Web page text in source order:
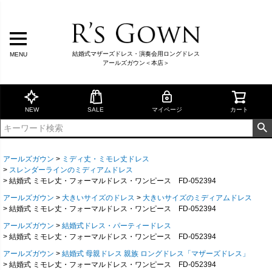
MENU
結婚式マザーズドレス・演奏会用ロングドレス
アールズガウン＜本店＞
NEW SALE マイページ カート
アールズガウン
ミディ丈・ミモレ丈ドレス
スレンダーラインのミディアムドレス
結婚式 ミモレ丈・フォーマルドレス・ワンピース FD-052394
アールズガウン
大きいサイズのドレス
大きいサイズのミディアムドレス
結婚式 ミモレ丈・フォーマルドレス・ワンピース FD-052394
アールズガウン
結婚式ドレス・パーティードレス
結婚式 ミモレ丈・フォーマルドレス・ワンピース FD-052394
アールズガウン
結婚式 母親ドレス 親族 ロングドレス「マザーズドレス」
結婚式 ミモレ丈・フォーマルドレス・ワンピース FD-052394